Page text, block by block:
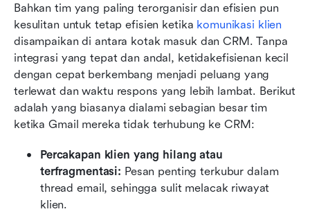
Bahkan tim yang paling terorganisir dan efisien pun
kesulitan untuk tetap efisien ketika komunikasi klien
disampaikan di antara kotak masuk dan CRM. Tanpa
integrasi yang tepat dan andal, ketidakefisienan kecil
dengan cepat berkembang menjadi peluang yang
terlewat dan waktu respons yang lebih lambat. Berikut
adalah yang biasanya dialami sebagian besar tim
ketika Gmail mereka tidak terhubung ke CRM:
Percakapan klien yang hilang atau
terfragmentasi: Pesan penting terkubur dalam
thread email, sehingga sulit melacak riwayat
klien.